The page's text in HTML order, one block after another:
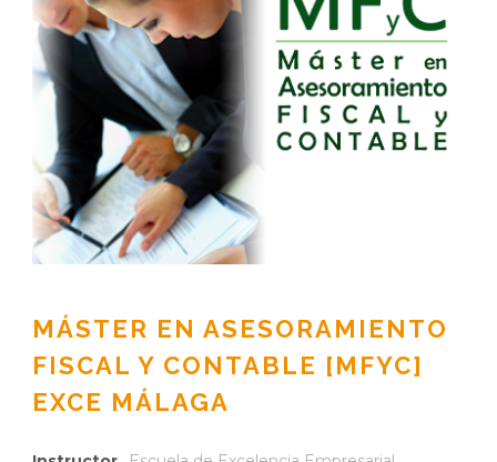
MÁSTER EN ASESORAMIENTO
FISCAL Y CONTABLE [MFYC]
EXCE MÁLAGA